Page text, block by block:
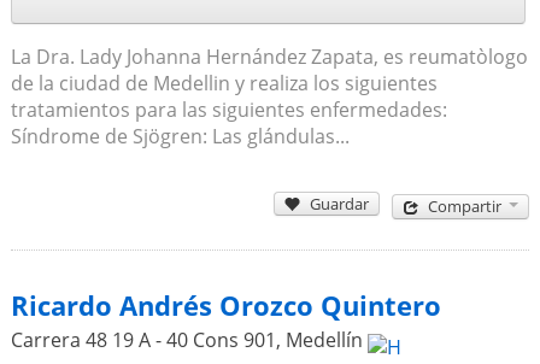
La Dra. Lady Johanna Hernández Zapata, es reumatòlogo
de la ciudad de Medellin y realiza los siguientes
tratamientos para las siguientes enfermedades:
Síndrome de Sjögren: Las glándulas...
Guardar Compartir
Ricardo Andrés Orozco Quintero
Carrera 48 19 A - 40 Cons 901, Medellín